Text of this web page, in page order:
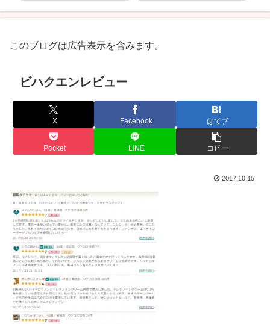
このブログは広告表示を含みます。
ビハクエンレビュー
X Facebook はてブ
Pocket LINE コピー
2017.10.15